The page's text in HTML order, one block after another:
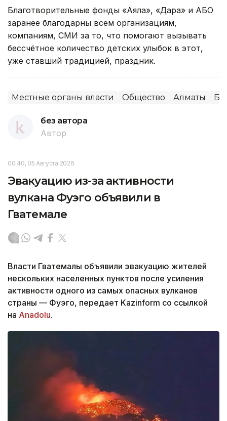
Благотворительные фонды «Аяла», «Дара» и АБО
заранее благодарны всем организациям,
компаниям, СМИ за то, что помогают вызывать
бессчётное количество детских улыбок в этот,
уже ставший традицией, праздник.
Местные органы власти Общество Алматы
без автора
Автор
00:40, 05 Августа 2026
Эвакуацию из-за активности
вулкана Фуэго объявили в
Гватемале
Власти Гватемалы объявили эвакуацию жителей
нескольких населенных пунктов после усиления
активности одного из самых опасных вулканов
страны — Фуэго, передает Kazinform со ссылкой
на Anadolu.